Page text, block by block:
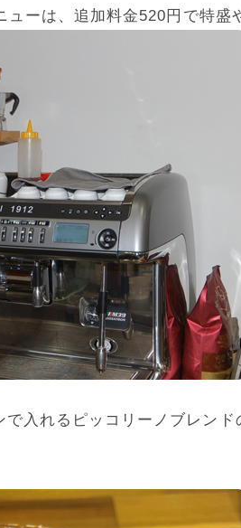
ューは、追加料金520円で特
入れるピッコリーノブレン